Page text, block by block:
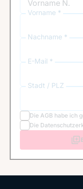
Vorname *
Nachname *
E-Mail *
Stadt / PLZ
Die AGB habe ich
Die